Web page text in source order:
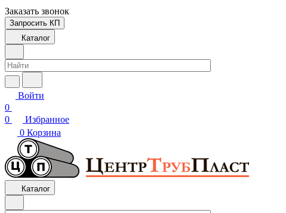
Заказать звонок
Запросить КП
Каталог
Войти
0
0
Избранное
0 Корзина
Каталог